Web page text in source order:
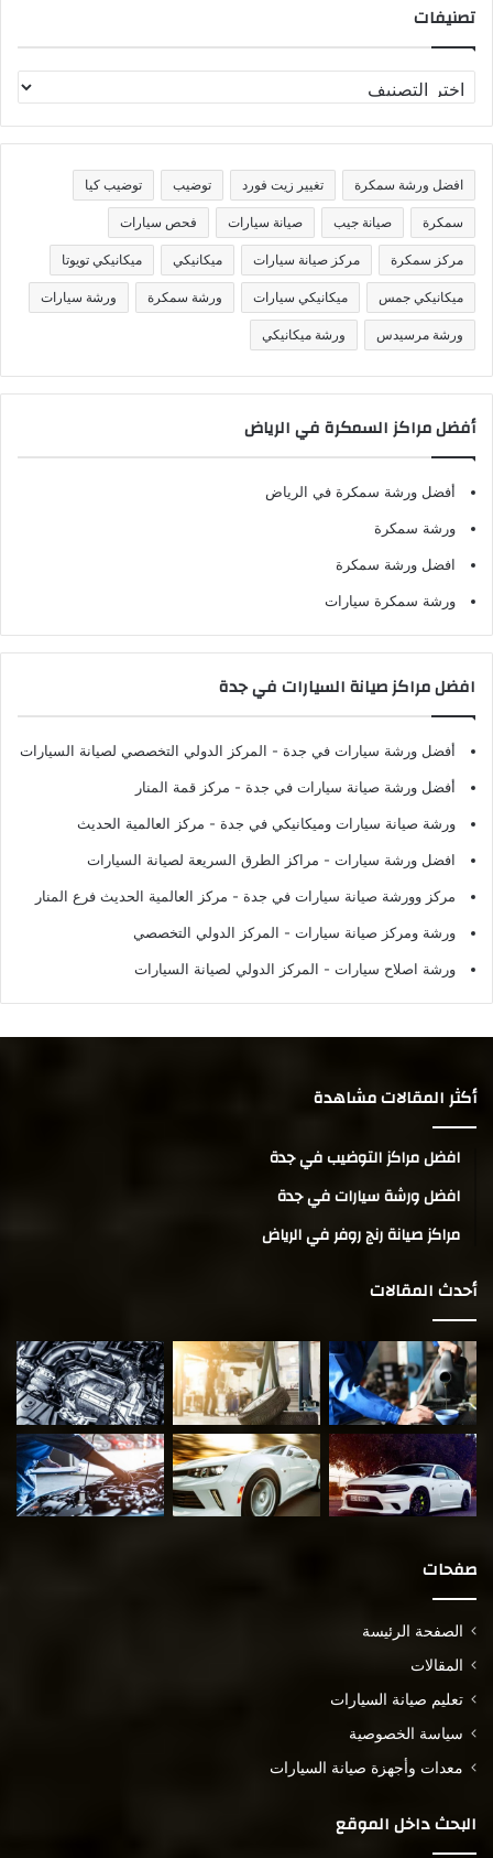
تصنيفات
ص
ن
ف
ا
افضل ورشة سمكرة تغيير زيت فورد توضيب توضيب كيا
سمكرة صيانة جيب صيانة سيارات فحص سيارات
مركز سمكرة مركز صيانة سيارات ميكانيكي ميكانيكي تويوتا
ميكانيكي جمس ميكانيكي سيارات ورشة سمكرة ورشة سيارات
ورشة مرسيدس ورشة ميكانيكي
أفضل مراكز السمكرة في الرياض
أفضل ورشة سمكرة في الرياض
ورشة سمكرة
افضل ورشة سمكرة
ورشة سمكرة سيارات
افضل مراكز صيانة السيارات في جدة
أفضل ورشة سيارات في جدة - المركز الدولي التخصصي لصيانة السيارات
أفضل ورشة صيانة سيارات في جدة - مركز قمة المنار
ورشة صيانة سيارات وميكانيكي في جدة - مركز العالمية الحديث
افضل ورشة سيارات - مراكز الطرق السريعة لصيانة السيارات
مركز وورشة صيانة سيارات في جدة - مركز العالمية الحديث فرع المنار
ورشة ومركز صيانة سيارات - المركز الدولي التخصصي
ورشة اصلاح سيارات - المركز الدولي لصيانة السيارات
أكثر المقالات مشاهدة
افضل مراكز التوضيب في جدة
افضل ورشة سيارات في جدة
مراكز صيانة رنج روفر في الرياض
أحدث المقالات
صفحات
الصفحة الرئيسة
المقالات
تعليم صيانة السيارات
سياسة الخصوصية
معدات وأجهزة صيانة السيارات
البحث داخل الموقع